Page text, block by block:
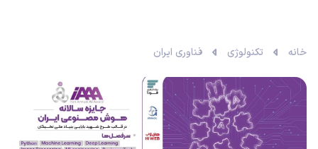
خانه تکنولوژی فناوری ایران